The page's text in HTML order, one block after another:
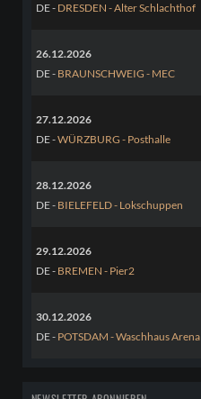
DE - DRESDEN - Alter Schlachthof
26.12.2026
DE - BRAUNSCHWEIG - MEC
27.12.2026
DE -WÜRZBURG - Posthalle
28.12.2026
DE - BIELEFELD - Lokschuppen
29.12.2026
DE - BREMEN - Pier2
30.12.2026
DE - POTSDAM - Waschhaus Arena